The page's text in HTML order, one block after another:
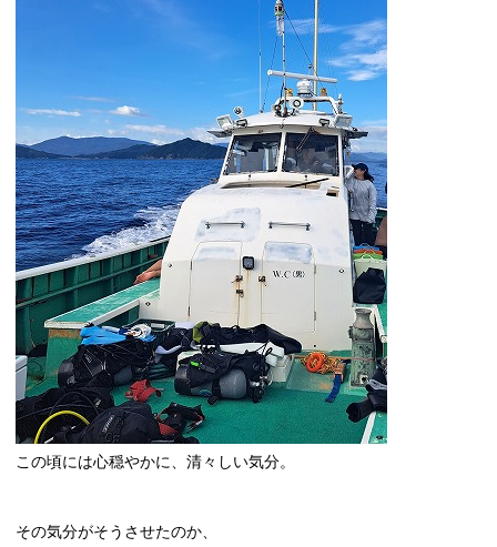
この頃には心穏やかに、清々しい気分。
その気分がそうさせたのか、